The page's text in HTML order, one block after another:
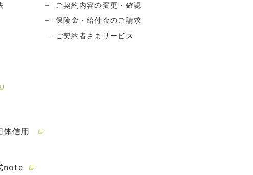
ご契約内容の変更・確認
保険金・給付金のご請求
ご契約者さまサービス
体信用
note